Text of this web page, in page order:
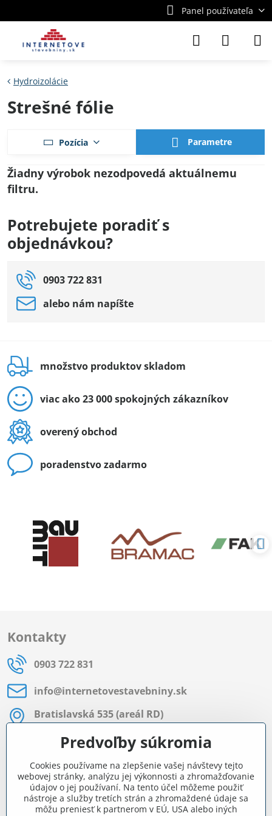
Panel používateľa
Hydroizolácie
Strešné fólie
Pozícia Parametre
Potrebujete poradiť s
objednávkou?
0903 722 831
alebo nám napíšte
množstvo produktov skladom
viac ako 23 000 spokojných zákazníkov
overený obchod
poradenstvo zadarmo
Kontakty
0903 722 831
info​@internetovestavebniny​.sk
Bratislavská 535 (areál RD)
Most pri Bratislave
Pon - Pia 8:00 - 11:30 a 12:15 - 15:30
Facebook
Predvoľby súkromia
Cookies používame na zlepšenie vašej návštevy tejto
webovej stránky, analýzu jej výkonnosti a zhromažďovanie
údajov o jej používaní. Na tento účel môžeme použiť
nástroje a služby tretích strán a zhromaždené údaje sa
môžu preniesť k partnerom v EÚ, USA alebo iných